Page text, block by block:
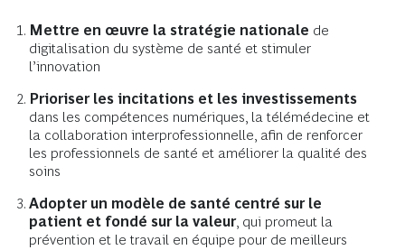
Mettre en œuvre la stratégie nationale de
digitalisation du système de santé et stimuler
l’innovation
Prioriser les incitations et les investissements
dans les compétences numériques, la télémédecine et
la collaboration interprofessionnelle, afin de renforcer
les professionnels de santé et améliorer la qualité des
soins
Adopter un modèle de santé centré sur le
patient et fondé sur la valeur, qui promeut la
prévention et le travail en équipe pour de meilleurs